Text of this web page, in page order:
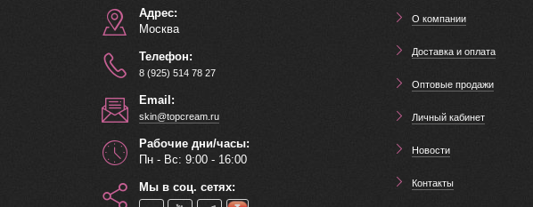
Адрес:
Москва
Телефон:
8 (925) 514 78 27
Email:
skin@topcream.ru
Рабочие дни/часы:
Пн - Вс: 9:00 - 16:00
Мы в соц. сетях:
О компании
Доставка и оплата
Оптовые продажи
Личный кабинет
Новости
Контакты